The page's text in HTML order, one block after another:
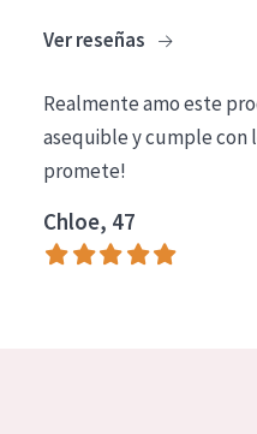
Limpieza
COLECCIÓN
Essentials
Lift+
Ver reseñas
Realmente amo este
asequible y cumple con
promete!
Chloe, 47